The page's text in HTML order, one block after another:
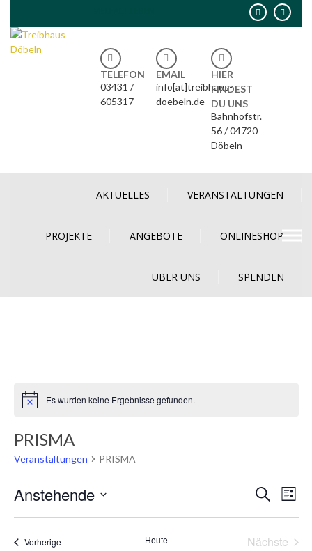
content
TELEFON
03431 /
605317
EMAIL
info[at]treibhaus-
doebeln.de
HIER
FINDEST
DU UNS
Bahnhofstr.
56 / 04720
Döbeln
AKTUELLES VERANSTALTUNGEN
PROJEKTE ANGEBOTE ONLINESHOP
ÜBER UNS SPENDEN
HinweisEs wurden keine Ergebnisse gefunden.
PRISMA
Veranstaltungen PRISMA
Suche
und
Suche
Liste
Anstehende
VorherigeVeranstaltungen Heute
Nächste